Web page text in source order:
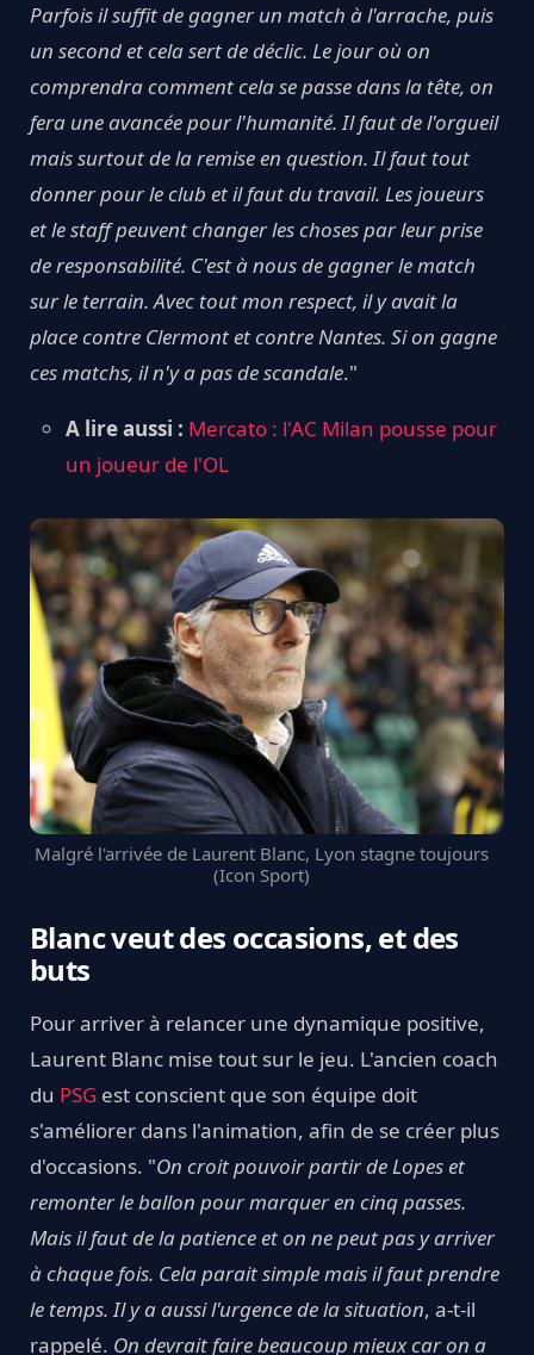
Parfois il suffit de gagner un match à l'arrache, puis
un second et cela sert de déclic. Le jour où on
comprendra comment cela se passe dans la tête, on
fera une avancée pour l'humanité. Il faut de l'orgueil
mais surtout de la remise en question. Il faut tout
donner pour le club et il faut du travail. Les joueurs
et le staff peuvent changer les choses par leur prise
de responsabilité. C'est à nous de gagner le match
sur le terrain. Avec tout mon respect, il y avait la
place contre Clermont et contre Nantes. Si on gagne
ces matchs, il n'y a pas de scandale."
A lire aussi : Mercato : l'AC Milan pousse pour
un joueur de l'OL
Malgré l'arrivée de Laurent Blanc, Lyon stagne toujours
(Icon Sport)
Blanc veut des occasions, et des
buts
Pour arriver à relancer une dynamique positive,
Laurent Blanc mise tout sur le jeu. L'ancien coach
du PSG est conscient que son équipe doit
s'améliorer dans l'animation, afin de se créer plus
d'occasions. "On croit pouvoir partir de Lopes et
remonter le ballon pour marquer en cinq passes.
Mais il faut de la patience et on ne peut pas y arriver
à chaque fois. Cela parait simple mais il faut prendre
le temps. Il y a aussi l'urgence de la situation, a-t-il
rappelé. On devrait faire beaucoup mieux car on a